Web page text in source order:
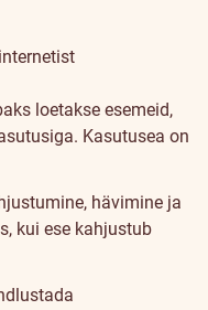
loetakse esemeid,
Kasutusea on
hävimine ja
kui ese kahjustub